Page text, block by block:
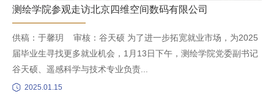
测绘学院参观走访北京四维空间数码有限公司
供稿：于馨玥 审核：谷天硕 为了进一步拓宽就业市场，为2025
届毕业生寻找更多就业机会，1月13日下午，测绘学院党委副书记
谷天硕、遥感科学与技术专业负责...
2025.01.15